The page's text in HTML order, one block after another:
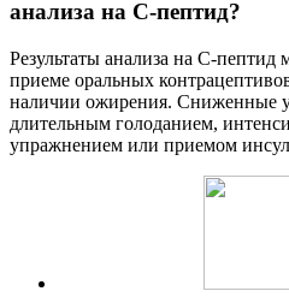
анализа на С-пептид?
Результаты анализа на С-
приеме оральных
наличии ожирения. Сниженные
длительным голоданием,
упражнением или приемом